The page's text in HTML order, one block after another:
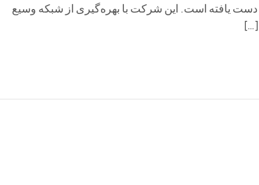
دست یافته است. این شرکت با بهره‌گیری از شبکه وسیع
[…]